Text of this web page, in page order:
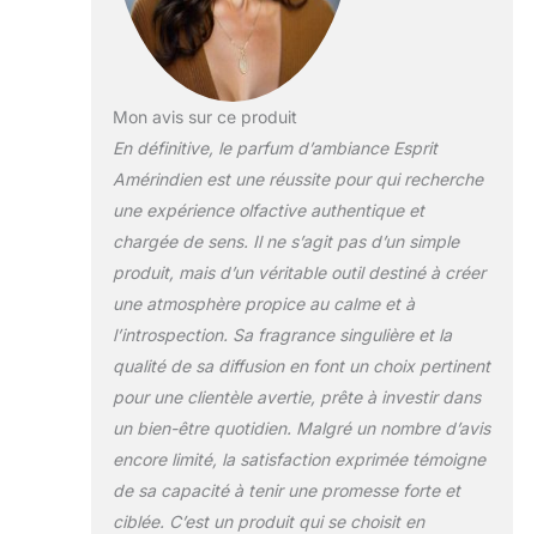
Mon avis sur ce produit
En définitive, le parfum d’ambiance Esprit
Amérindien est une réussite pour qui recherche
une expérience olfactive authentique et
chargée de sens. Il ne s’agit pas d’un simple
produit, mais d’un véritable outil destiné à créer
une atmosphère propice au calme et à
l’introspection. Sa fragrance singulière et la
qualité de sa diffusion en font un choix pertinent
pour une clientèle avertie, prête à investir dans
un bien-être quotidien. Malgré un nombre d’avis
encore limité, la satisfaction exprimée témoigne
de sa capacité à tenir une promesse forte et
ciblée. C’est un produit qui se choisit en